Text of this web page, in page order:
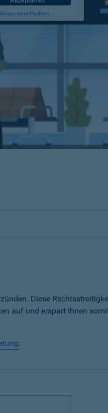
Platform
Diese
auf und erspart Ihnen
.